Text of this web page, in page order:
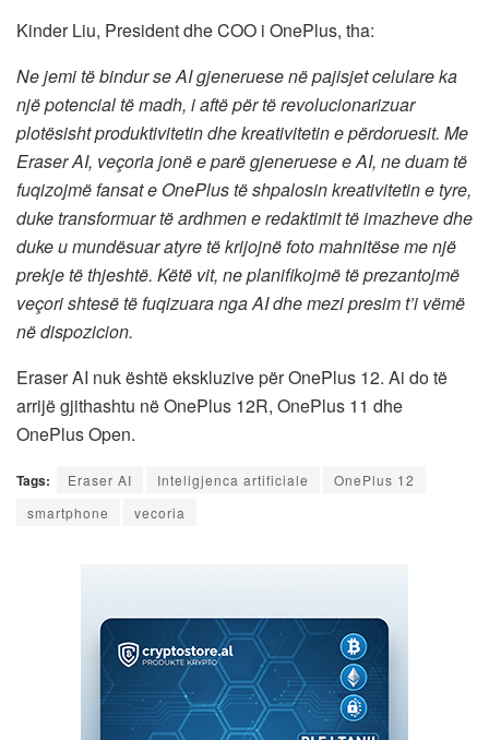
Kinder Liu, President dhe COO i OnePlus, tha:
Ne jemi të bindur se AI gjeneruese në pajisjet celulare ka
një potencial të madh, i aftë për të revolucionarizuar
plotësisht produktivitetin dhe kreativitetin e përdoruesit. Me
Eraser AI, veçoria jonë e parë gjeneruese e AI, ne duam të
fuqizojmë fansat e OnePlus të shpalosin kreativitetin e tyre,
duke transformuar të ardhmen e redaktimit të imazheve dhe
duke u mundësuar atyre të krijojnë foto mahnitëse me një
prekje të thjeshtë. Këtë vit, ne planifikojmë të prezantojmë
veçori shtesë të fuqizuara nga AI dhe mezi presim t’i vëmë
në dispozicion.
Eraser AI nuk është ekskluzive për OnePlus 12. Ai do të
arrijë gjithashtu në OnePlus 12R, OnePlus 11 dhe
OnePlus Open.
Tags: Eraser AI Inteligjenca artificiale
OnePlus 12
smartphone
vecoria